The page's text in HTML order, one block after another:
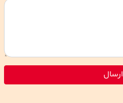
ارسال